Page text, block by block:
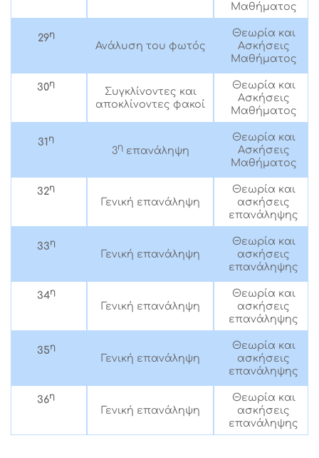
Μαθήματος
29η
Ανάλυση του φωτός
Θεωρία και
Ασκήσεις
Μαθήματος
30η
Συγκλίνοντες και
αποκλίνοντες φακοί
Θεωρία και
Ασκήσεις
Μαθήματος
31 η
3ηεπανάληψη
Θεωρία και
Ασκήσεις
Μαθήματος
32η
Γενική επανάληψη
Θεωρία και
ασκήσεις
επανάληψης
33η
Γενική επανάληψη
Θεωρία και
ασκήσεις
επανάληψης
34η
Γενική επανάληψη
Θεωρία και
ασκήσεις
επανάληψης
35η
Γενική επανάληψη
Θεωρία και
ασκήσεις
επανάληψης
36η
Γενική επανάληψη
Θεωρία και
ασκήσεις
επανάληψης